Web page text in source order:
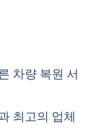
차량 복원 서
최고의 업체